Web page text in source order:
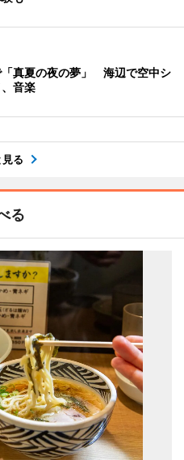
「真夏の夜の夢」 海辺で空中シ
音楽
見る
る